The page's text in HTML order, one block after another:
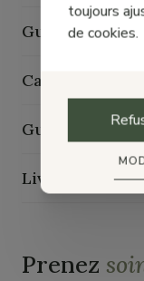
Guide des
Guide
Livraison,
Prenez
toujours
de cookies.